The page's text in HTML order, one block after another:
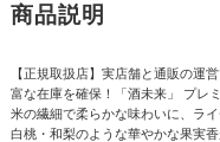
商品説明
【正規取扱店】実店舗と通販の運
富な在庫を確保！「酒未来」 プレ
米の繊細で柔らかな味わいに、ライ
白桃・和梨のような華やかな果実